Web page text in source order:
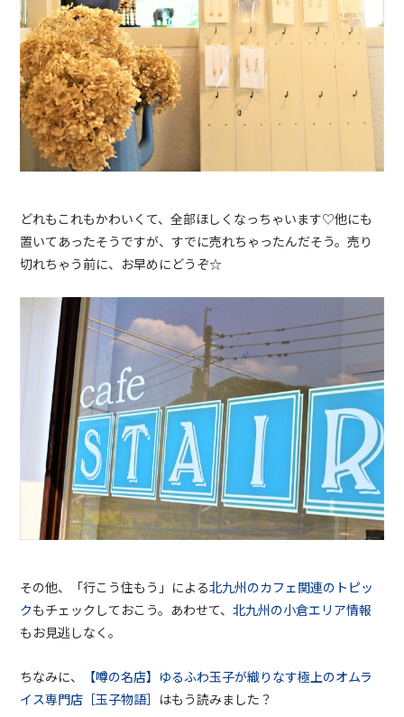
どれもこれもかわいくて、全部ほしくなっちゃいます♡他にも
置いてあったそうですが、すでに売れちゃったんだそう。売り
切れちゃう前に、お早めにどうぞ☆
その他、「行こう住もう」による北九州のカフェ関連のトピッ
クもチェックしておこう。あわせて、北九州の小倉エリア情報
もお見逃しなく。
ちなみに、
【噂の名店】ゆるふわ玉子が織りなす極上のオムラ
イス専門店［玉子物語］ はもう読みました？